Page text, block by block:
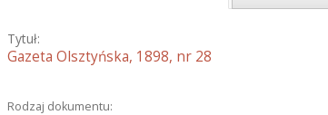
Tytuł:
Gazeta Olsztyńska, 1898, nr 28
Rodzaj dokumentu: